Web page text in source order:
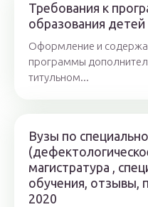
Требования к
образования детей
Оформление и
программы
титульном...
Вузы по
магистратура ,
обучения, отзывы,
2020